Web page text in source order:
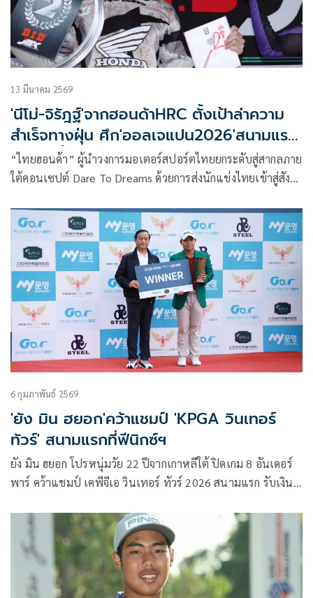
13 มีนาคม 2569
'นีโม่-จิรัฎฐ์'จากฮอนด้าHRC ตั้งเป้าล่าความ
สำเร็จทางฝุ่น ศึก'ออลเจแปน2026'สนามแรก
สัปดาห์นี้
“ไทยฮอนด้า” ผู้นำวงการมอเตอร์สปอร์ตไทยยกระดับสู่สากลภาย
ใต้คอนเซปต์ Dare To Dreams ด้วยการส่งนักแข่งไทยเข้าสู่สังกัด
มอเตอร์ครอส นับเป็นอีกหนึ่งหน้าประวัติศาสตร์ เมื่อ “นีโม่” จิรั
ฎฐ์ วรรณลักษณ์ หมายเลข 23 ได้รับโอกาสจากทีมโรงงานให้เข้า
ร่วมการแข่งขัน ออลเจแปน โมโตครอส แชมเปี้ยนชิพ หรือ เจ
เอ็มเอ็กซ์ (JMX) ในปี 2026 ณ ประเทศญี่ปุ่น แบบเต็มฤดูกาล
6 กุมภาพันธ์ 2569
'ยัง มิน ฮยอก'คว้าแชมป์ 'KPGA วินเทอร์
ทัวร์' สนามแรกที่ฟีนิกซ์ฯ
ยัง มิน ฮยอก โปรหนุ่มวัย 22 ปีจากเกาหลีใต้ ปิดเกม 8 อันเดอร์
พาร์ คว้าแชมป์ เคพีจีเอ วินเทอร์ ทัวร์ 2026 สนามแรก รับเงิน
ระหว่างวันที่ 5-6 กุมภาพันธ์ ณ สนามฟีนิกซ์ โกลด์ แบงค็อก